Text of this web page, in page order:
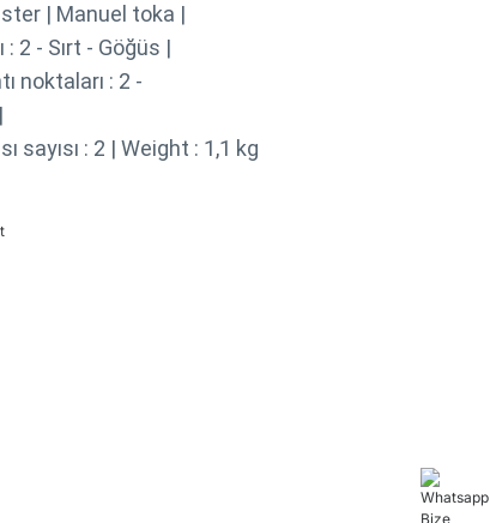
| Manuel toka |
2 - Sırt - Göğüs |
noktaları : 2 -
sayısı : 2 | Weight : 1,1 kg